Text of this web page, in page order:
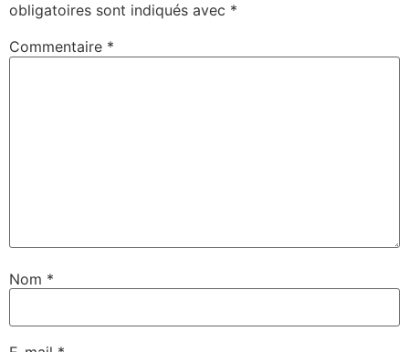
obligatoires sont indiqués avec *
Commentaire *
Nom *